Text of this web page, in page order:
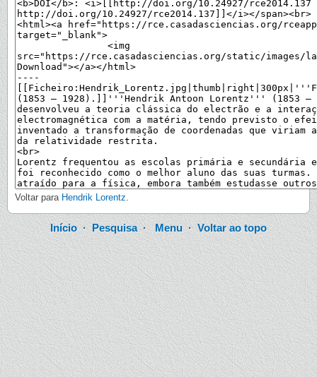
Voltar para Hendrik Lorentz.
Início·Pesquisa·Menu ·Voltar ao topo